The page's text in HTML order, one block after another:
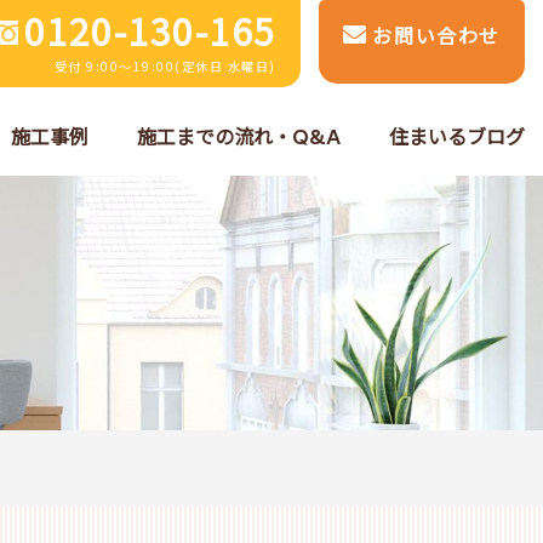
0120-130-165
受付 9:00～19:00(定休日 水曜日)
お問い合わせ
施工事例 施工までの流れ・Q&A 住まいるブログ